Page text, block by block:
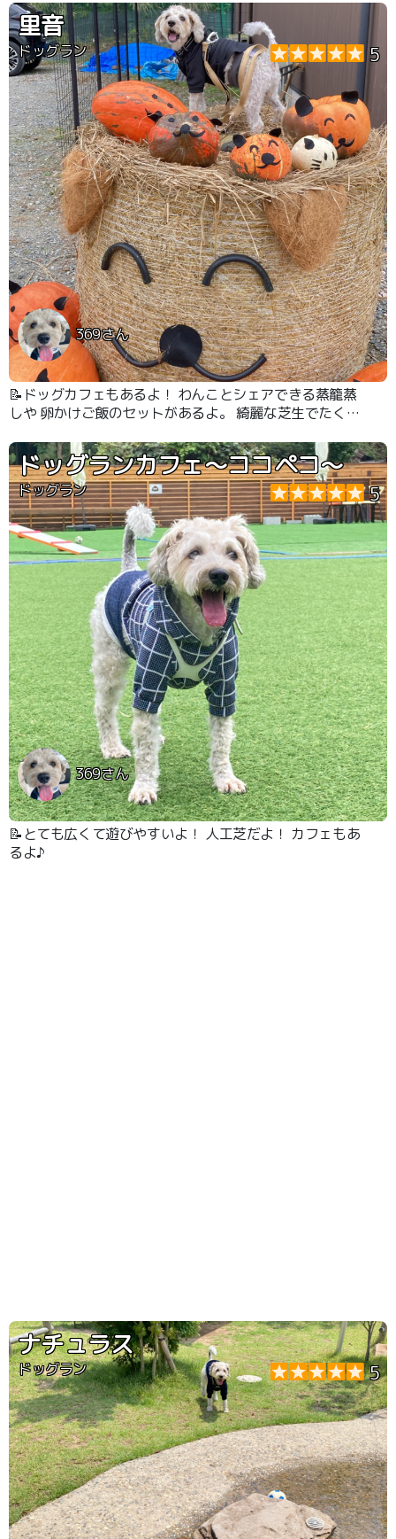
よ。
里音
ドッグラン 5
369さん
📝ドッグカフェもあるよ！ わんことシェアできる蒸籠蒸
しや 卵かけご飯のセットがあるよ。 綺麗な芝生でたくさ
ドッグランカフェ〜ココペコ〜
ドッグラン 5
369さん
📝とても広くて遊びやすいよ！ 人工芝だよ！ カフェもあ
るよ♪
ナチュラス
ドッグラン 5